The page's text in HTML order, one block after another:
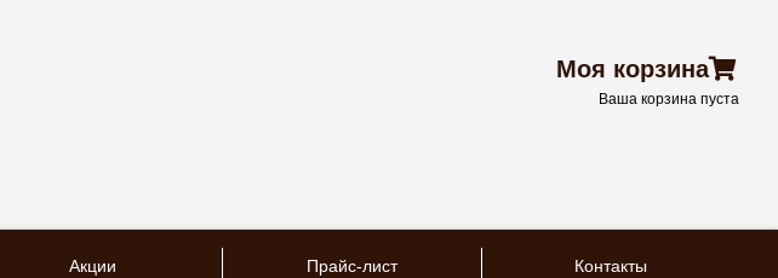
Моя корзина
Ваша корзина пуста
Акции Прайс-лист Контакты